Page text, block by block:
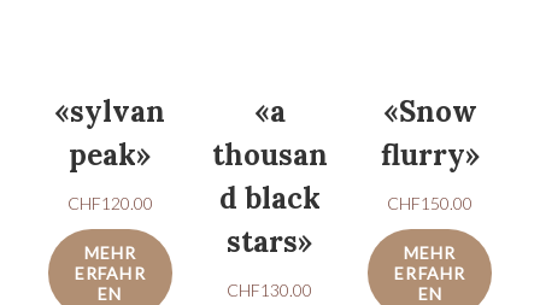
«sylvan
peak»
CHF120.00
MEHR
ERFAHR
EN
«a
thousan
d black
stars»
CHF130.00
«Snow
flurry»
CHF150.00
MEHR
ERFAHR
EN